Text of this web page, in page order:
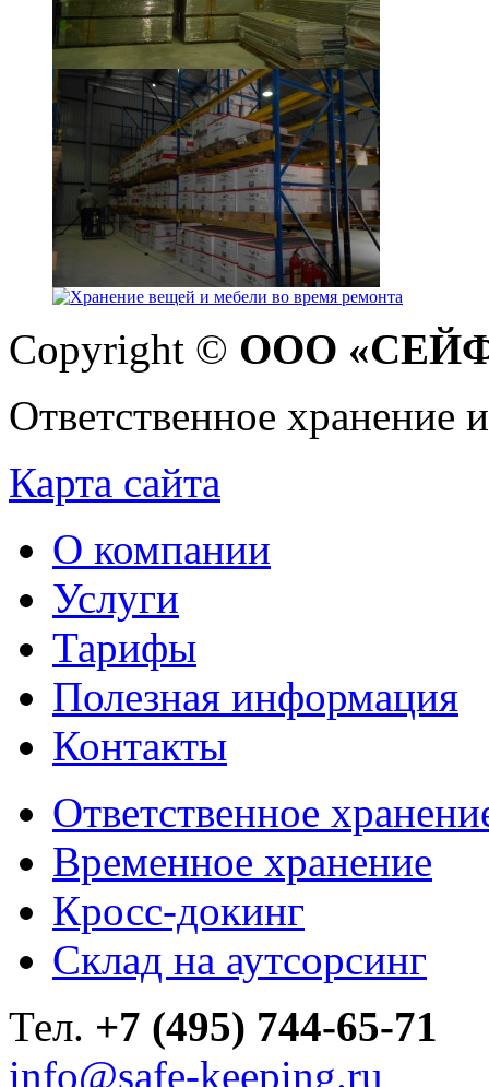
Copyright © ООО
Ответственное хранение
Карта сайта
О компании
Услуги
Тарифы
Полезная информация
Контакты
Ответственное
Временное хранение
Кросс-докинг
Склад на аутсорсинг
Тел. +7 (495) 744-65-71
info@safe-keeping.ru